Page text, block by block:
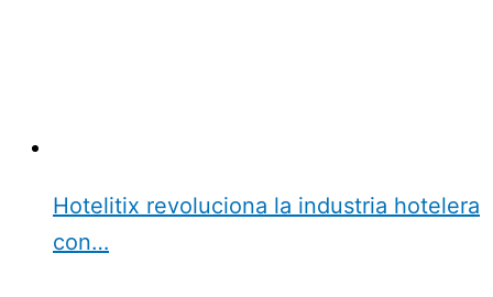
Hotelitix revoluciona la industria hotelera
con…